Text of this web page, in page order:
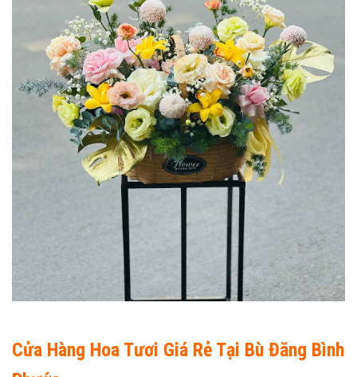
Cửa Hàng Hoa Tươi Giá Rẻ Tại Bù Đăng Bình